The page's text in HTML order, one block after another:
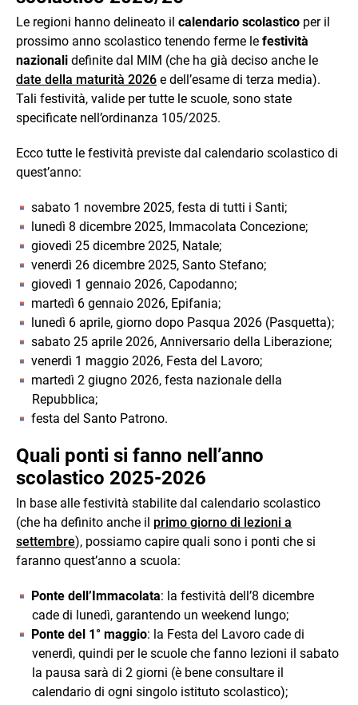
Le regioni hanno delineato il calendario scolastico per il
prossimo anno scolastico tenendo ferme le festività
nazionali definite dal MIM (che ha già deciso anche le
date della maturità 2026 e dell’esame di terza media).
Tali festività, valide per tutte le scuole, sono state
specificate nell’ordinanza 105/2025.
Ecco tutte le festività previste dal calendario scolastico di
quest’anno:
sabato 1 novembre 2025, festa di tutti i Santi;
lunedì 8 dicembre 2025, Immacolata Concezione;
giovedì 25 dicembre 2025, Natale;
venerdì 26 dicembre 2025, Santo Stefano;
giovedì 1 gennaio 2026, Capodanno;
martedì 6 gennaio 2026, Epifania;
lunedì 6 aprile, giorno dopo Pasqua 2026 (Pasquetta);
sabato 25 aprile 2026, Anniversario della Liberazione;
venerdì 1 maggio 2026, Festa del Lavoro;
martedì 2 giugno 2026, festa nazionale della
Repubblica;
festa del Santo Patrono.
Quali ponti si fanno nell’anno
scolastico 2025-2026
In base alle festività stabilite dal calendario scolastico
(che ha definito anche il primo giorno di lezioni a
settembre), possiamo capire quali sono i ponti che si
faranno quest’anno a scuola:
Ponte dell’Immacolata: la festività dell’8 dicembre
cade di lunedì, garantendo un weekend lungo;
Ponte del 1° maggio: la Festa del Lavoro cade di
venerdì, quindi per le scuole che fanno lezioni il sabato
la pausa sarà di 2 giorni (è bene consultare il
calendario di ogni singolo istituto scolastico);